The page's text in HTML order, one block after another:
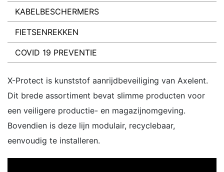
KABELBESCHERMERS
FIETSENREKKEN
COVID 19 PREVENTIE
X-Protect is kunststof aanrijdbeveiliging van Axelent.
Dit brede assortiment bevat slimme producten voor
een veiligere productie- en magazijnomgeving.
Bovendien is deze lijn modulair, recyclebaar,
eenvoudig te installeren.